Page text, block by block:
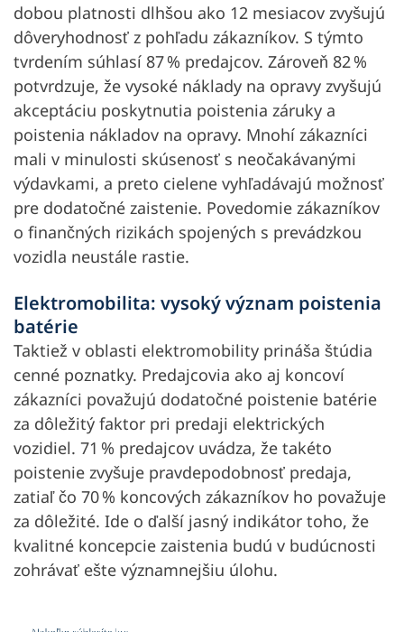
dobou platnosti dlhšou ako 12 mesiacov zvyšujú
dôveryhodnosť z pohľadu zákazníkov. S týmto
tvrdením súhlasí 87 % predajcov. Zároveň 82 %
potvrdzuje, že vysoké náklady na opravy zvyšujú
akceptáciu poskytnutia poistenia záruky a
poistenia nákladov na opravy. Mnohí zákazníci
mali v minulosti skúsenosť s neočakávanými
výdavkami, a preto cielene vyhľadávajú možnosť
pre dodatočné zaistenie. Povedomie zákazníkov
o finančných rizikách spojených s prevádzkou
vozidla neustále rastie.
Elektromobilita: vysoký význam poistenia
batérie
Taktiež v oblasti elektromobility prináša štúdia
cenné poznatky. Predajcovia ako aj koncoví
zákazníci považujú dodatočné poistenie batérie
za dôležitý faktor pri predaji elektrických
vozidiel. 71 % predajcov uvádza, že takéto
poistenie zvyšuje pravdepodobnosť predaja,
zatiaľ čo 70 % koncových zákazníkov ho považuje
za dôležité. Ide o ďalší jasný indikátor toho, že
kvalitné koncepcie zaistenia budú v budúcnosti
zohrávať ešte významnejšiu úlohu.